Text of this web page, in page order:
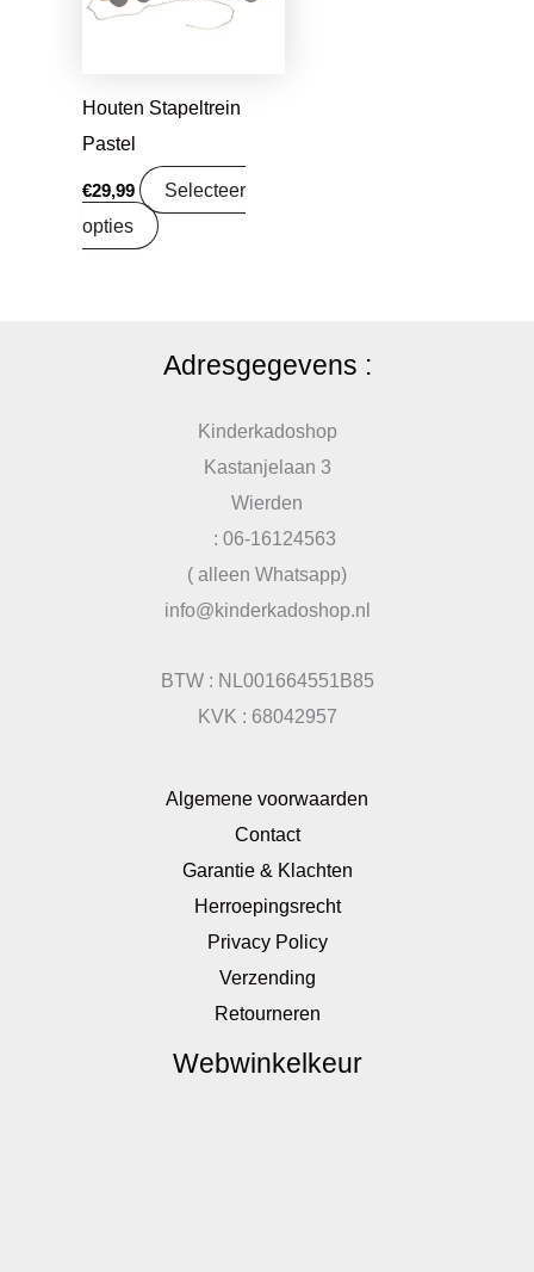
Houten Stapeltrein
Pastel
€29,99
Selecteer
opties
Adresgegevens :
Kinderkadoshop
Kastanjelaan 3
Wierden
: 06-16124563
( alleen Whatsapp)
info@kinderkadoshop.nl
BTW : NL001664551B85
KVK : 68042957
Algemene voorwaarden
Contact
Garantie & Klachten
Herroepingsrecht
Privacy Policy
Verzending
Retourneren
Webwinkelkeur